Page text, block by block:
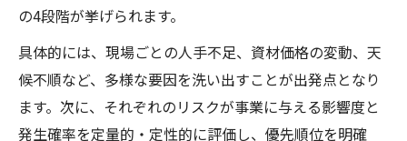
の4段階が挙げられます。
具体的には、現場ごとの人手不足、資材価格の変動、天
候不順など、多様な要因を洗い出すことが出発点となり
ます。次に、それぞれのリスクが事業に与える影響度と
発生確率を定量的・定性的に評価し、優先順位を明確